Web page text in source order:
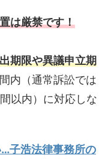
は厳禁です！
期限や異議申立期
内（通常訴訟では
以内）に対応しな
子浩法律事務所の